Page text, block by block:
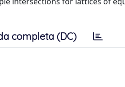
completa (DC)